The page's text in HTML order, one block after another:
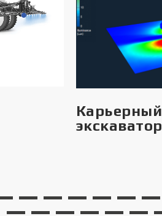
Карьерный
экскаватор